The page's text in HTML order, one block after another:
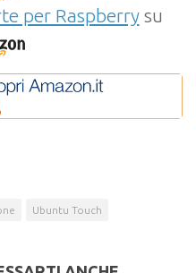
per Raspberrysu
Ubuntu Touch